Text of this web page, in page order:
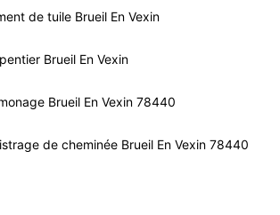
de tuile Brueil En Vexin
Brueil En Vexin
Brueil En Vexin 78440
de cheminée Brueil En Vexin 78440